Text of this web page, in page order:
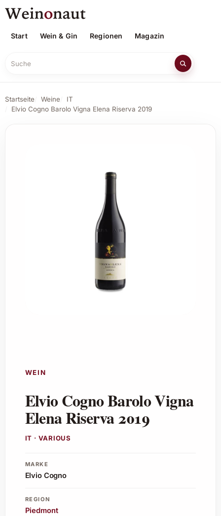
Start Wein & Gin Regionen Magazin
Suche
Startseite Weine
IT
Elvio Cogno Barolo Vigna Elena Riserva 2019
WEIN
Elvio Cogno Barolo Vigna
Elena Riserva 2019
IT · VARIOUS
MARKE
Elvio Cogno
REGION
Piedmont